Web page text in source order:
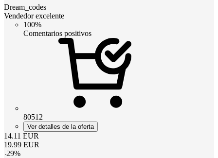
Dream_codes
Vendedor excelente
100%
Comentarios positivos
80512
Ver detalles de la oferta
14.11 EUR
19.99 EUR
-29%